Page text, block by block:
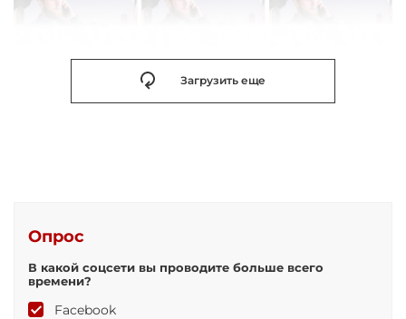
Загрузить еще
Опрос
В какой соцсети вы проводите больше всего
времени?
Facebook